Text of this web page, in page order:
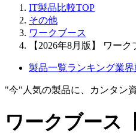
IT製品比較TOP
その他
ワークブース
【2026年8月版】 ワー
製品一覧ランキング業界
"今"人気の製品に、カンタン
ワークブース